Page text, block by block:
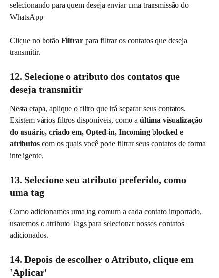
selecionando para quem deseja enviar uma transmissão do
WhatsApp.
Clique no botão Filtrar para filtrar os contatos que deseja
transmitir.
12. Selecione o atributo dos contatos que
deseja transmitir
Nesta etapa, aplique o filtro que irá separar seus contatos.
Existem vários filtros disponíveis, como a última visualização
do usuário, criado em, Opted-in, Incoming blocked e
atributos com os quais você pode filtrar seus contatos de forma
inteligente.
13. Selecione seu atributo preferido, como
uma tag
Como adicionamos uma tag comum a cada contato importado,
usaremos o atributo Tags para selecionar nossos contatos
adicionados.
14. Depois de escolher o Atributo, clique em
'Aplicar'